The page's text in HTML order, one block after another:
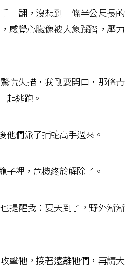
一翻，沒想到一條半公尺長的
感覺心臟像被大象踩踏，壓力
慌失措，我剛要開口，那條青
起逃跑。
們派了捕蛇高手過來。
裡，危機終於解除了。
提醒我：夏天到了，野外漸漸
擊牠，接著遠離牠們，再請大